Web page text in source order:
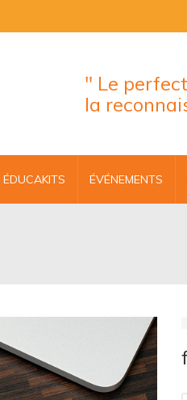
" Le
la
ÉDUCAKITS ÉVÉNEMENTS